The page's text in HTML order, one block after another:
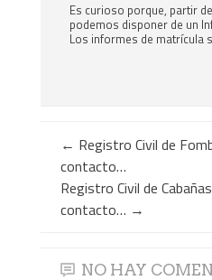
Es curioso porque, partir
podemos disponer de un
Los informes de matrícula
← Registro Civil de
contacto…
Registro Civil de
contacto… →
NO HAY